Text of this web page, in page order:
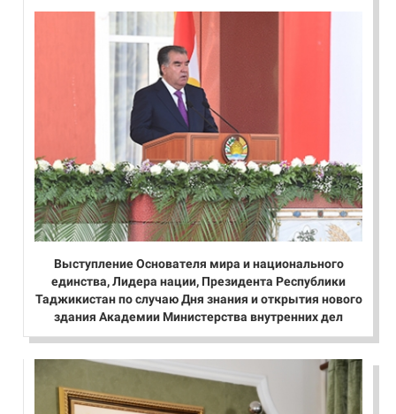
Выступление Основателя мира и национального
единства, Лидера нации, Президента Республики
Таджикистан по случаю Дня знания и открытия нового
здания Академии Министерства внутренних дел